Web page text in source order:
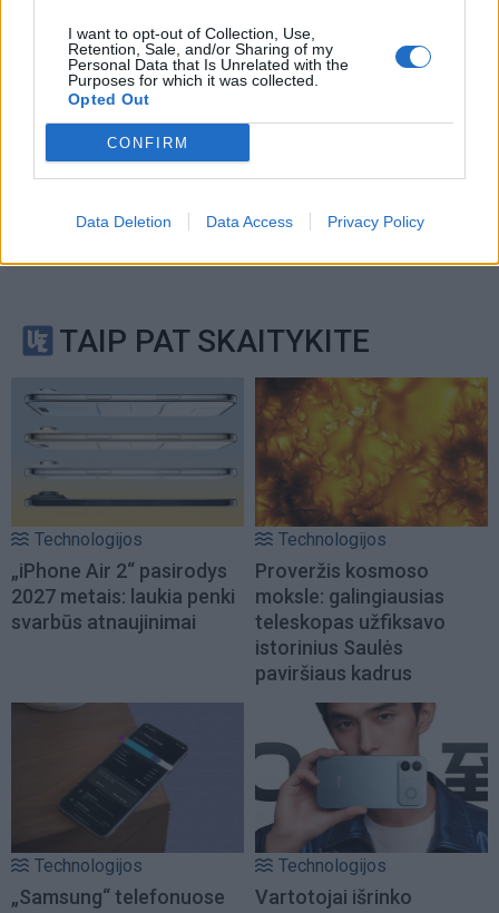
I want to opt-out of Collection, Use,
Retention, Sale, and/or Sharing of my
Personal Data that Is Unrelated with the
Purposes for which it was collected.
Opted Out
CONFIRM
Data Deletion Data Access Privacy Policy
TAIP PAT SKAITYKITE
Technologijos
„iPhone Air 2“ pasirodys
2027 metais: laukia penki
svarbūs atnaujinimai
Technologijos
Proveržis kosmoso
moksle: galingiausias
teleskopas užfiksavo
istorinius Saulės
paviršiaus kadrus
Technologijos
„Samsung“ telefonuose
Technologijos
Vartotojai išrinko